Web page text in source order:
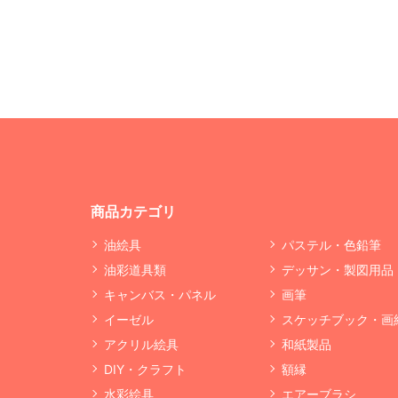
商品カテゴリ
油絵具
油彩道具類
キャンバス・パネル
イーゼル
アクリル絵具
DIY・クラフト
水彩絵具
パステル・色鉛筆
デッサン・製図用品
画筆
スケッチブック・画
和紙製品
額縁
エアーブラシ